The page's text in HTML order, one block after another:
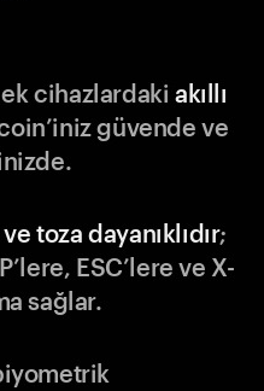
ek cihazlardakiakıllı
güvende ve
toza dayanıklıdır;
ESC’lere ve X-
sağlar.